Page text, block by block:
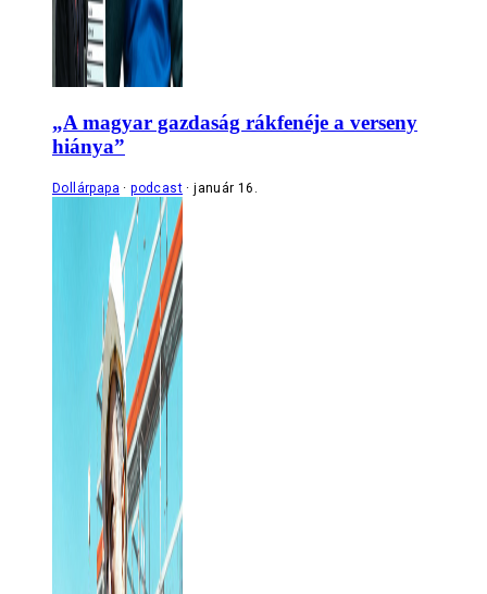
„A magyar gazdaság rákfenéje a verseny
hiánya”
Dollárpapa podcast január 16.